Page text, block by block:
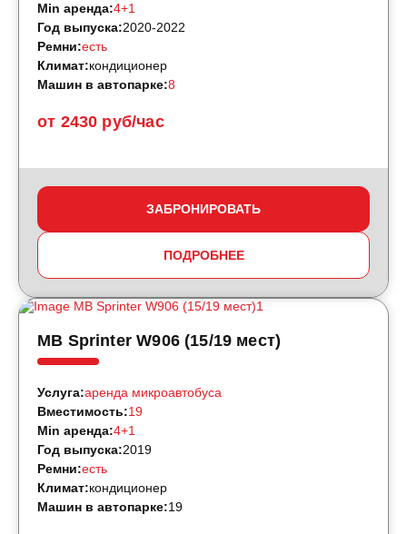
от 2430 руб/час
Min аренда:4+1
Год выпуска:2020-2022
Ремни:есть
Климат:кондиционер
Машин в автопарке:8
ЗАБРОНИРОВАТЬ
ПОДРОБНЕЕ
MB Sprinter W906 (15/19 мест)
Услуга:аренда микроавтобуса
Вместимость:19
Min аренда:4+1
Год выпуска:2019
Ремни:есть
Климат:кондиционер
Машин в автопарке:19